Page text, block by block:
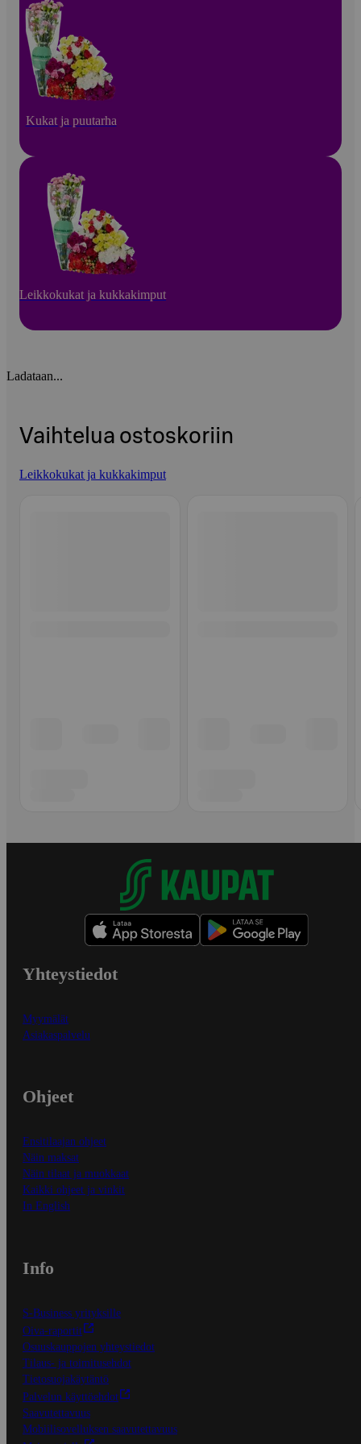
Kukat ja puutarha
Leikkokukat ja kukkakimput
Ladataan...
Vaihtelua ostoskoriin
Leikkokukat ja kukkakimput
Yhteystiedot
Myymälät
Asiakaspalvelu
Ohjeet
Ensitilaajan ohjeet
Näin maksat
Näin tilaat ja muokkaat
Kaikki ohjeet ja vinkit
In English
Info
S-Business yrityksille
Oiva-raportit
Osuuskauppojen yhteystiedot
Tilaus- ja toimitusehdot
Tietosuojakäytäntö
Palvelun käyttöehdot
Saavutettavuus
Mobiilisovelluksen saavutettavuus